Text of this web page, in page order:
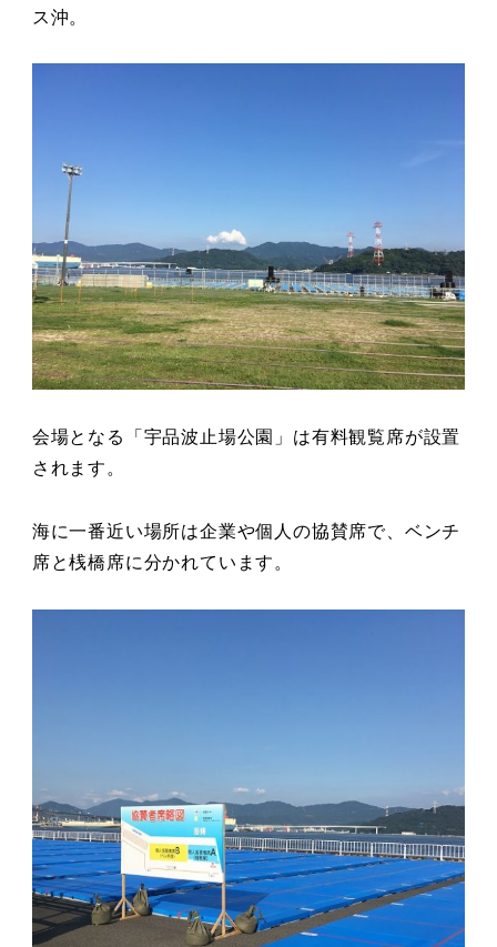
ス沖。
会場となる「宇品波止場公園」は有料観覧席が設置
されます。
海に一番近い場所は企業や個人の協賛席で、ベンチ
席と桟橋席に分かれています。